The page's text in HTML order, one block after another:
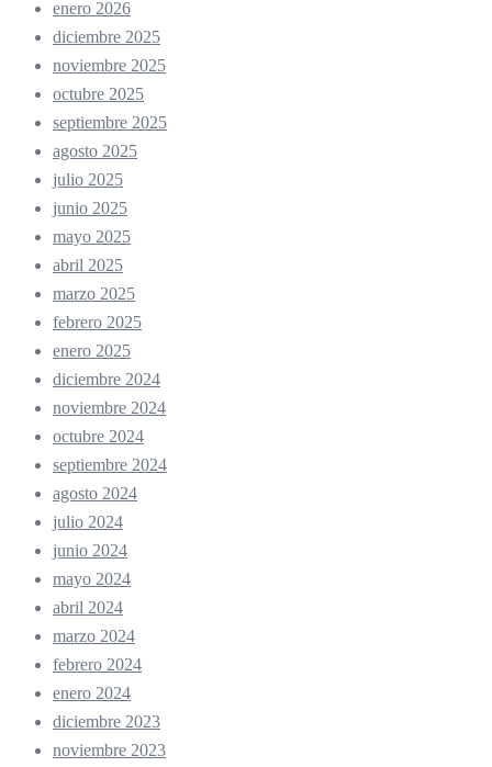
enero 2026
diciembre 2025
noviembre 2025
octubre 2025
septiembre 2025
agosto 2025
julio 2025
junio 2025
mayo 2025
abril 2025
marzo 2025
febrero 2025
enero 2025
diciembre 2024
noviembre 2024
octubre 2024
septiembre 2024
agosto 2024
julio 2024
junio 2024
mayo 2024
abril 2024
marzo 2024
febrero 2024
enero 2024
diciembre 2023
noviembre 2023